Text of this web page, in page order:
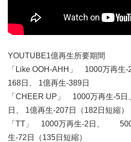
YOUTUBE1億再生所要期間
「Like OOH-AHH」 1000万再生
168日、 1億再生‐389日
「CHEER UP」 1000万再生‐5
日、 1億再生‐207日（182日短縮）
「TT」 1000万再生‐2日、
生‐72日（135日短縮）